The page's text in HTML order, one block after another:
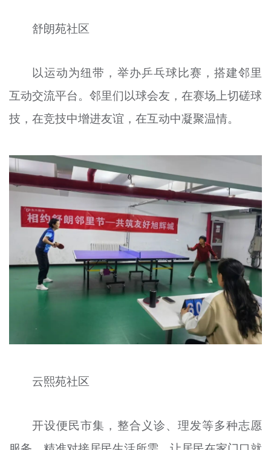
舒朗苑社区
以运动为纽带，举办乒乓球比赛，搭建邻里
互动交流平台。邻里们以球会友，在赛场上切磋球
技，在竞技中增进友谊，在互动中凝聚温情。
云熙苑社区
开设便民市集，整合义诊、理发等多种志愿